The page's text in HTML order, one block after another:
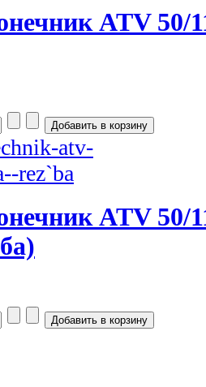
ATV 50/
ATV 50/